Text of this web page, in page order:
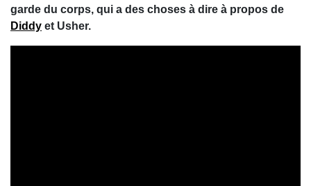
garde du corps, qui a des choses à dire à propos de
Diddy et Usher.